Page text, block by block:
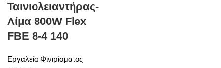
Ταινιολειαντήρας-
Λίμα 800W Flex
FBE 8-4 140
Εργαλεία Φινιρίσματος